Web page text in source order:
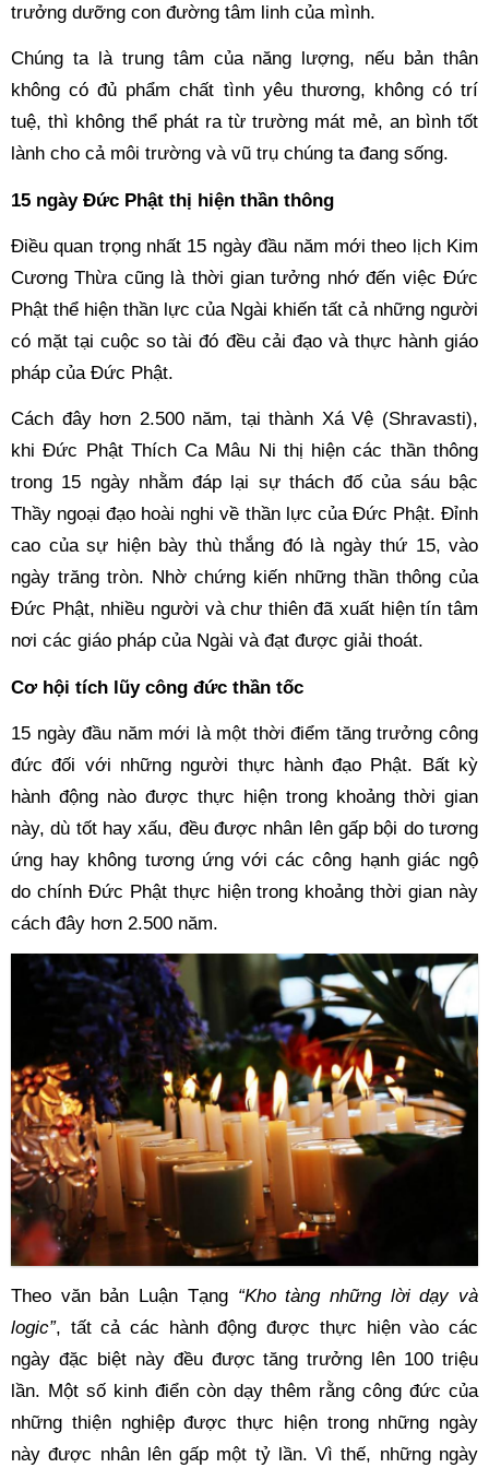
trưởng dưỡng con đường tâm linh của mình.
Chúng ta là trung tâm của năng lượng, nếu bản thân
không có đủ phẩm chất tình yêu thương, không có trí
tuệ, thì không thể phát ra từ trường mát mẻ, an bình tốt
lành cho cả môi trường và vũ trụ chúng ta đang sống.
15 ngày Đức Phật thị hiện thần thông
Điều quan trọng nhất 15 ngày đầu năm mới theo lịch Kim
Cương Thừa cũng là thời gian tưởng nhớ đến việc Đức
Phật thể hiện thần lực của Ngài khiến tất cả những người
có mặt tại cuộc so tài đó đều cải đạo và thực hành giáo
pháp của Đức Phật.
Cách đây hơn 2.500 năm, tại thành Xá Vệ (Shravasti),
khi Đức Phật Thích Ca Mâu Ni thị hiện các thần thông
trong 15 ngày nhằm đáp lại sự thách đố của sáu bậc
Thầy ngoại đạo hoài nghi về thần lực của Đức Phật. Đỉnh
cao của sự hiện bày thù thắng đó là ngày thứ 15, vào
ngày trăng tròn. Nhờ chứng kiến những thần thông của
Đức Phật, nhiều người và chư thiên đã xuất hiện tín tâm
nơi các giáo pháp của Ngài và đạt được giải thoát.
Cơ hội tích lũy công đức thần tốc
15 ngày đầu năm mới là một thời điểm tăng trưởng công
đức đối với những người thực hành đạo Phật. Bất kỳ
hành động nào được thực hiện trong khoảng thời gian
này, dù tốt hay xấu, đều được nhân lên gấp bội do tương
ứng hay không tương ứng với các công hạnh giác ngộ
do chính Đức Phật thực hiện trong khoảng thời gian này
cách đây hơn 2.500 năm.
Theo văn bản Luận Tạng “Kho tàng những lời dạy và
logic”, tất cả các hành động được thực hiện vào các
ngày đặc biệt này đều được tăng trưởng lên 100 triệu
lần. Một số kinh điển còn dạy thêm rằng công đức của
những thiện nghiệp được thực hiện trong những ngày
này được nhân lên gấp một tỷ lần. Vì thế, những ngày